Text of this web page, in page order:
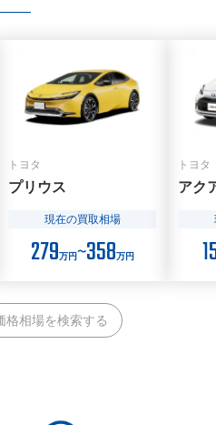
トヨタ
プリウス
現在の買取相場
279万円〜358万円
トヨタ
アク
格相場を検索する